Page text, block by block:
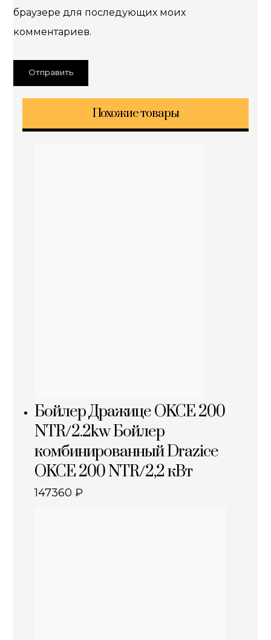
браузере для последующих моих
комментариев.
Похожие товары
Бойлер Дражице OKCE 200
NTR/2.2kw Бойлер
комбинированный Drazice
OKCE 200 NTR/2,2 кВт
147360₽